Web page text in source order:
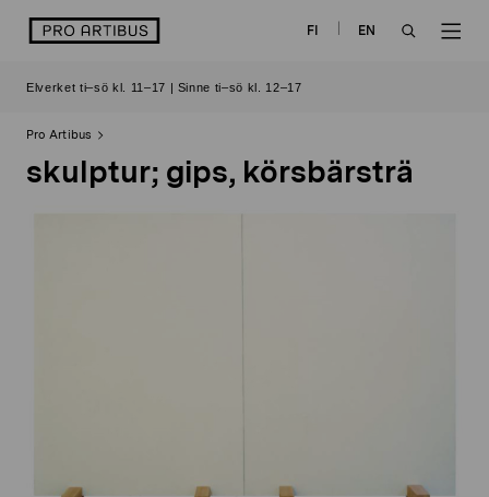
logo FI
EN
Elverket ti–sö kl. 11–17 | Sinne ti–sö kl. 12–17
Pro Artibus
skulptur; gips, körsbärsträ